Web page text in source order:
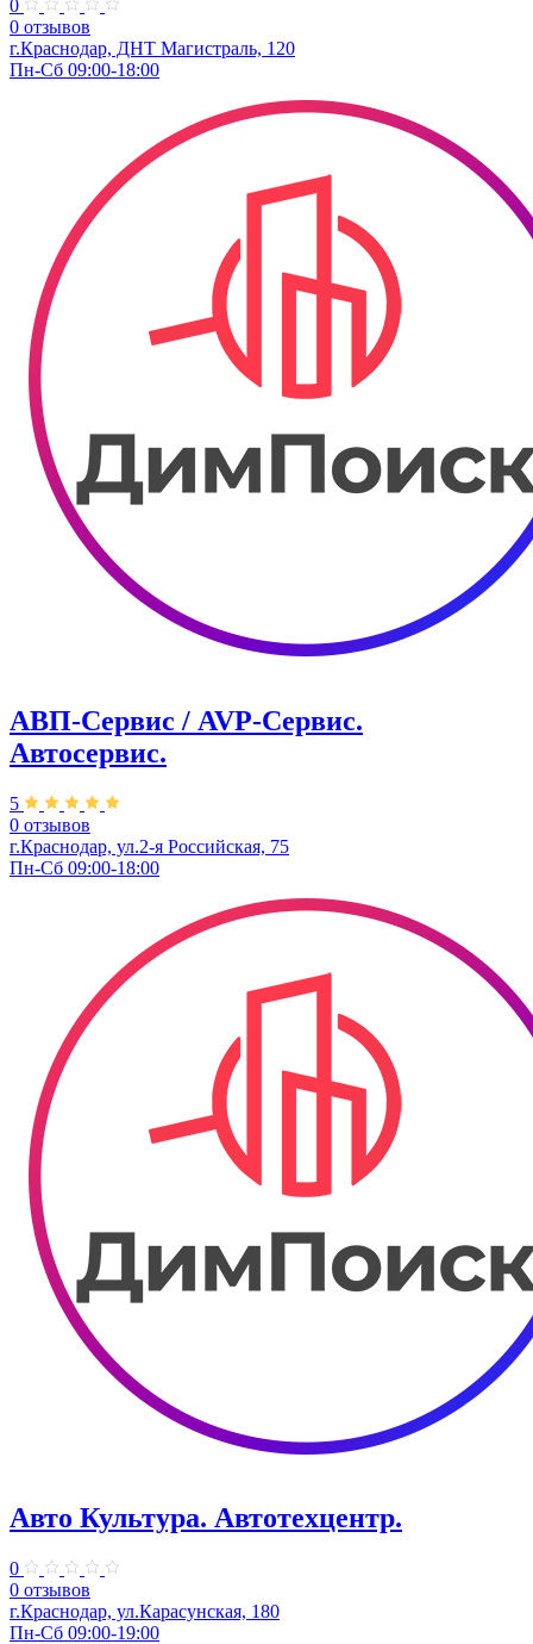
0
0 отзывов
г.Краснодар, ​ДНТ Магистраль, 120
Пн-Сб 09:00-18:00
АВП-Сервис / AVP-Сервис.
Автосервис.
5
0 отзывов
г.Краснодар, ул.2-я Российская, 75
Пн-Сб 09:00-18:00
Авто Культура. ​Автотехцентр.
0
0 отзывов
​г.Краснодар, ул.Карасунская, 180
Пн-Сб 09:00-19:00